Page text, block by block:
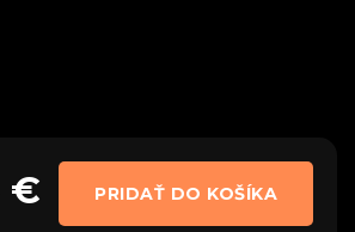
PRIDAŤ DO KOŠÍKA
€